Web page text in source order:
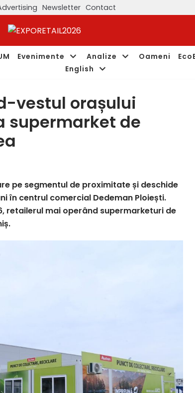
Newsletter Contact
Evenimente Analize Oameni
English
vestul orașului
supermarket de
pe segmentul de proximitateși deschide
în centrul comercial Dedeman Ploiești.
retailerul mai operând supermarketuri de